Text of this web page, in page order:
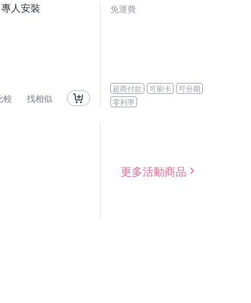
人安裝
較 找相似
免運費
超商付款 可刷卡
可分期
零利率
更多活動商品